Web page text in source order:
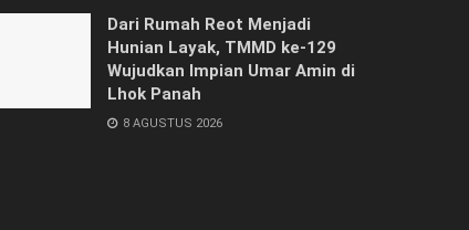
Dari Rumah Reot Menjadi
Hunian Layak, TMMD ke-129
Wujudkan Impian Umar Amin di
Lhok Panah
8 AGUSTUS 2026